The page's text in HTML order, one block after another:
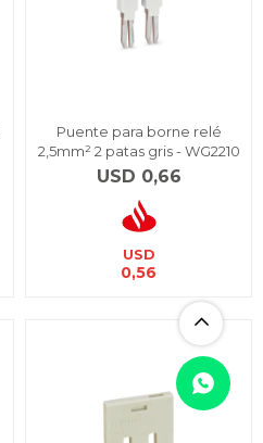
Puente para borne relé
2,5mm² 2 patas gris - WG2210
USD 0,66
USD
0,56